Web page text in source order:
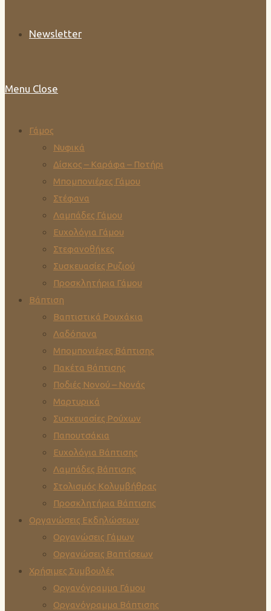
Newsletter
Menu Close
Γάμος
Νυφικά
Δίσκος – Καράφα – Ποτήρι
Μπομπονιέρες Γάμου
Στέφανα
Λαμπάδες Γάμου
Ευχολόγια Γάμου
Στεφανοθήκες
Συσκευασίες Ρυζιού
Προσκλητήρια Γάμου
Βάπτιση
Βαπτιστικά Ρουχάκια
Λαδόπανα
Μπομπονιέρες Βάπτισης
Πακέτα Βάπτισης
Ποδιές Νονού – Νονάς
Μαρτυρικά
Συσκευασίες Ρούχων
Παπουτσάκια
Ευχολόγια Βάπτισης
Λαμπάδες Βάπτισης
Στολισμός Κολυμβήθρας
Προσκλητήρια Βάπτισης
Οργανώσεις Εκδηλώσεων
Οργανώσεις Γάμων
Οργανώσεις Βαπτίσεων
Χρήσιμες Συμβουλές
Οργανόγραμμα Γάμου
Οργανόγραμμα Βάπτισης